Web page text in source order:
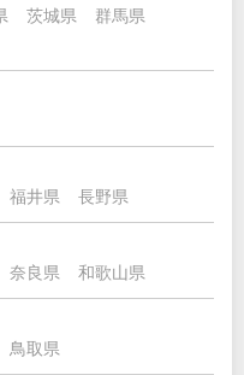
茨城県
群馬県
福井県 長野県
奈良県 和歌山県
鳥取県